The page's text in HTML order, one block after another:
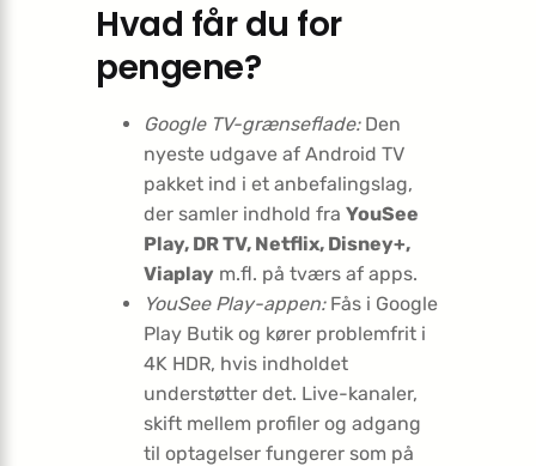
Hvad får du for
pengene?
Google TV-grænseflade:Den
nyeste udgave af Android TV
pakket ind i et anbefalingslag,
der samler indhold fra YouSee
Play, DR TV, Netflix, Disney+,
Viaplay m.fl. på tværs af apps.
YouSee Play-appen:Fås i Google
Play Butik og kører problemfrit i
4K HDR, hvis indholdet
understøtter det. Live-kanaler,
skift mellem profiler og adgang
til optagelser fungerer som på